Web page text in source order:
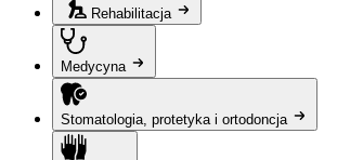
Rehabilitacja
Medycyna
Stomatologia, protetyka i ortodoncja